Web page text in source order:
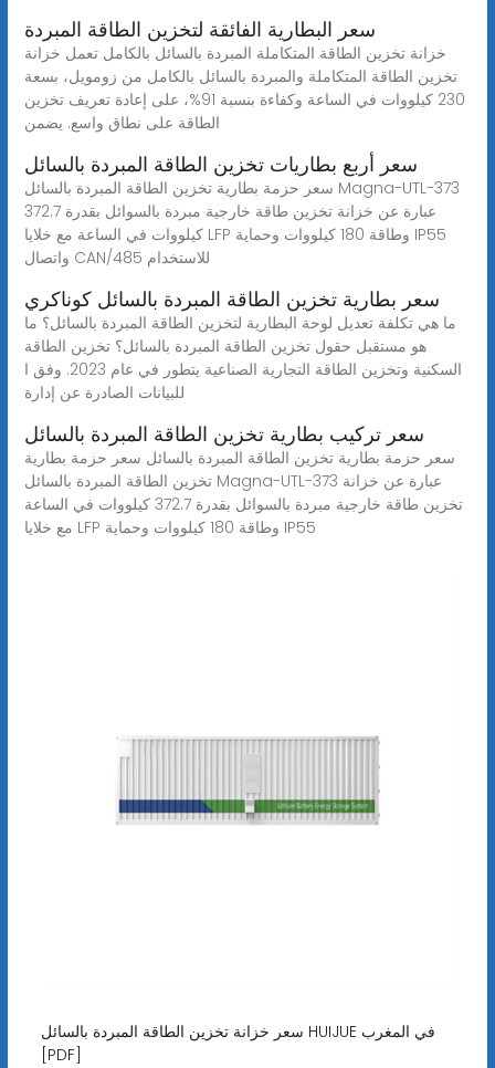
سعر البطارية الفائقة لتخزين الطاقة المبردة
خزانة تخزين الطاقة المتكاملة المبردة بالسائل بالكامل تعمل خزانة
تخزين الطاقة المتكاملة والمبردة بالسائل بالكامل من زومويل، بسعة
230 كيلووات في الساعة وكفاءة بنسبة 91%، على إعادة تعريف تخزين
الطاقة على نطاق واسع. يضمن
سعر أربع بطاريات تخزين الطاقة المبردة بالسائل
سعر حزمة بطارية تخزين الطاقة المبردة بالسائل Magna-UTL-373
عبارة عن خزانة تخزين طاقة خارجية مبردة بالسوائل بقدرة 372.7
كيلووات في الساعة مع خلايا LFP وطاقة 180 كيلووات وحماية IP55
واتصال CAN/485 للاستخدام
سعر بطارية تخزين الطاقة المبردة بالسائل كوناكري
ما هي تكلفة تعديل لوحة البطارية لتخزين الطاقة المبردة بالسائل؟ ما
هو مستقبل حقول تخزين الطاقة المبردة بالسائل؟ تخزين الطاقة
السكنية وتخزين الطاقة التجارية الصناعية يتطور في عام 2023. وفق ا
للبيانات الصادرة عن إدارة
سعر تركيب بطارية تخزين الطاقة المبردة بالسائل
سعر حزمة بطارية تخزين الطاقة المبردة بالسائل سعر حزمة بطارية
تخزين الطاقة المبردة بالسائل Magna-UTL-373 عبارة عن خزانة
تخزين طاقة خارجية مبردة بالسوائل بقدرة 372.7 كيلووات في الساعة
مع خلايا LFP وطاقة 180 كيلووات وحماية IP55
سعر خزانة تخزين الطاقة المبردة بالسائل HUIJUE في المغرب
[PDF]